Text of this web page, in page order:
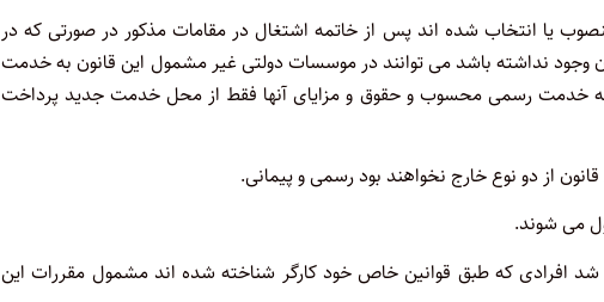
یا انتخاب شده اند پس از خاتمه اشتغال در مقامات مذکور در صورتی که در
وجود نداشته باشد می توانند در موسسات دولتی غیر مشمول این قانون به خدمت
خدمت رسمی محسوب و حقوق و مزایای آنها فقط از محل خدمت جدید پرداخت
از دو نوع خارج نخواهند بود رسمی و پیمانی.
می شوند.
شد افرادی که طبق قوانین خاص خود کارگر شناخته شده اند مشمول مقررات این